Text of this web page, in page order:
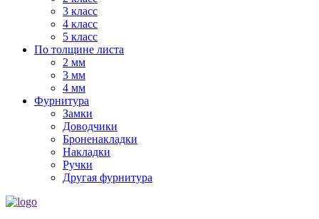
3 класс
4 класс
5 класс
По толщине листа
2 мм
3 мм
4 мм
Фурнитура
Замки
Доводчики
Броненакладки
Накладки
Ручки
Другая фурнитура